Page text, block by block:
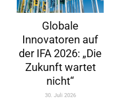
Globale
Innovatoren auf
der IFA 2026: „Die
Zukunft wartet
nicht“
30. Juli 2026